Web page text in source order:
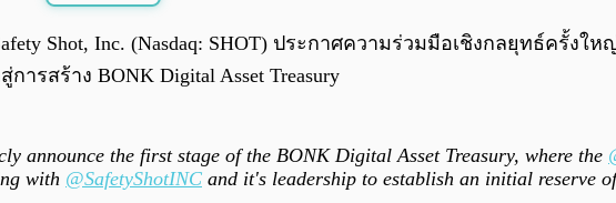
Shot, Inc. (Nasdaq: SHOT) ประกาศความร่วมมือเชิงกลยุทธ์ครั้งใ
ารสร้าง BONK Digital Asset Treasury
announce the first stage of the BONK Digital Asset Treasury, where the
with @SafetyShotINC and it's leadership to establish an initial reserve